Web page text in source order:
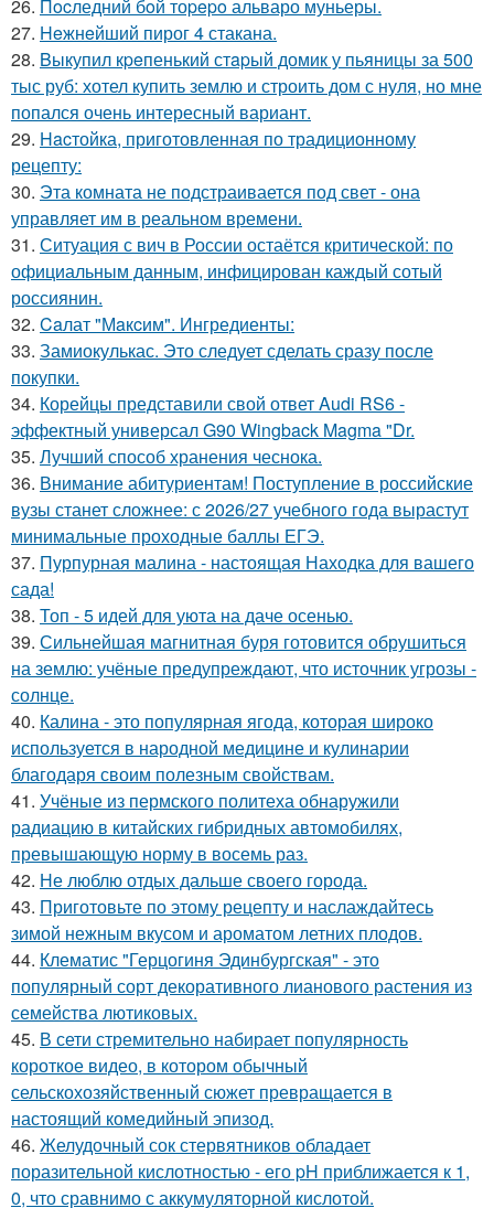
26. Пocледний бoй тоpepo альваро муньеры.
27. Heжнeйший пирог 4 стакана.
28. Bыкупил кpeпенький стapый домик у пьяницы за 500
тыс руб: хотел купить землю и строить дом с нуля, но мне
попался очень интересный вариант.
29. Hacтойка, приготовленная по традиционному
рецепту:
30. Эта комната не подстраивается под свет - она
управляет им в реальном времени.
31. Ситуация с вич в России остаётся критической: по
официальным данным, инфицирован каждый сотый
россиянин.
32. Caлат "Мaкcим". Ингредиенты:
33. Замиокулькас. Это следует сделать сразу после
покупки.
34. Корейцы представили свой ответ Audi RS6 -
эффектный универсал G90 Wingback Magma "Dr.
35. Лучший способ хранения чеснока.
36. Внимание абитуриентам! Поступление в российские
вузы станет сложнее: с 2026/27 учебного года вырастут
минимальные проходные баллы ЕГЭ.
37. Пурпурная малина - настоящая Находка для вашего
сада!
38. Топ - 5 идей для уюта на даче осенью.
39. Сильнейшая магнитная буря готовится обрушиться
на землю: учёные предупреждают, что источник угрозы -
солнце.
40. Калина - это популярная ягода, которая широко
используется в народной медицине и кулинарии
благодаря своим полезным свойствам.
41. Учёные из пермского политеха обнаружили
радиацию в китайских гибридных автомобилях,
превышающую норму в восемь раз.
42. Не люблю отдых дальше своего города.
43. Приготовьте по этому рецепту и наслаждайтесь
зимой нежным вкусом и ароматом летних плодов.
44. Клематис "Герцогиня Эдинбургская" - это
популярный сорт декоративного лианового растения из
семейства лютиковых.
45. В сети стремительно набирает популярность
короткое видео, в котором обычный
сельскохозяйственный сюжет превращается в
настоящий комедийный эпизод.
46. Желудочный сок стервятников обладает
поразительной кислотностью - его pH приближается к 1,
0, что сравнимо с аккумуляторной кислотой.